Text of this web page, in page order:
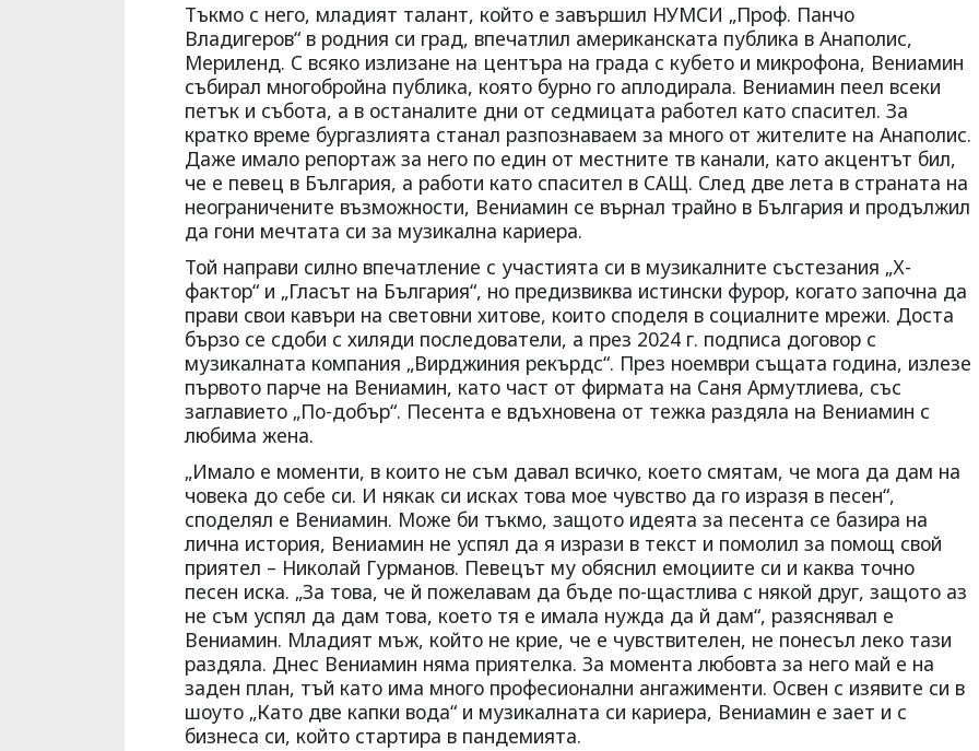
Тъкмо с него, младият талант, който е завършил НУМСИ „Проф. Панчо
Владигеров“ в родния си град, впечатлил американската публика в Анаполис,
Мериленд. С всяко излизане на центъра на града с кубето и микрофона, Вениамин
събирал многобройна публика, която бурно го аплодирала. Вениамин пеел всеки
петък и събота, а в останалите дни от седмицата работел като спасител. За
кратко време бургазлията станал разпознаваем за много от жителите на Анаполис.
Даже имало репортаж за него по един от местните тв канали, като акцентът бил,
че е певец в България, а работи като спасител в САЩ. След две лета в страната на
неограничените възможности, Вениамин се върнал трайно в България и продължил
да гони мечтата си за музикална кариера.
Той направи силно впечатление с участията си в музикалните състезания „Х-
фактор“ и „Гласът на България“, но предизвиква истински фурор, когато започна да
прави свои кавъри на световни хитове, които споделя в социалните мрежи. Доста
бързо се сдоби с хиляди последователи, а през 2024 г. подписа договор с
музикалната компания „Вирджиния рекърдс“. През ноември същата година, излезе
първото парче на Вениамин, като част от фирмата на Саня Армутлиева, със
заглавието „По-добър“. Песента е вдъхновена от тежка раздяла на Вениамин с
любима жена.
„Имало е моменти, в които не съм давал всичко, което смятам, че мога да дам на
човека до себе си. И някак си исках това мое чувство да го изразя в песен“,
споделял е Вениамин. Може би тъкмо, защото идеята за песента се базира на
лична история, Вениамин не успял да я изрази в текст и помолил за помощ свой
приятел – Николай Гурманов. Певецът му обяснил емоциите си и каква точно
песен иска. „За това, че й пожелавам да бъде по-щастлива с някой друг, защото аз
не съм успял да дам това, което тя е имала нужда да й дам“, разяснявал е
Вениамин. Младият мъж, който не крие, че е чувствителен, не понесъл леко тази
раздяла. Днес Вениамин няма приятелка. За момента любовта за него май е на
заден план, тъй като има много професионални ангажименти. Освен с изявите си в
шоуто „Като две капки вода“ и музикалната си кариера, Вениамин е зает и с
бизнеса си, който стартира в пандемията.